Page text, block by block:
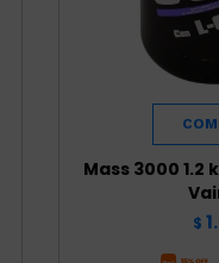
Mass 3000 1.2
$